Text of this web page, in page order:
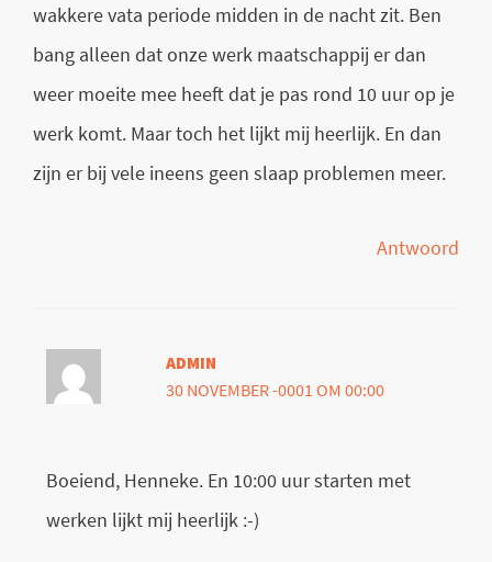
wakkere vata periode midden in de nacht zit. Ben
bang alleen dat onze werk maatschappij er dan
weer moeite mee heeft dat je pas rond 10 uur op je
werk komt. Maar toch het lijkt mij heerlijk. En dan
zijn er bij vele ineens geen slaap problemen meer.
Antwoord
ADMIN
30 NOVEMBER -0001 OM 00:00
Boeiend, Henneke. En 10:00 uur starten met
werken lijkt mij heerlijk :-)